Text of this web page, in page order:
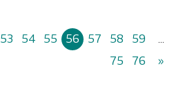
53 54 55 56 57 58 59
...
75
76 »